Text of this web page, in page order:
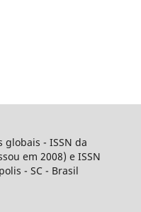
globais - ISSN da
em 2008) e ISSN
- SC - Brasil